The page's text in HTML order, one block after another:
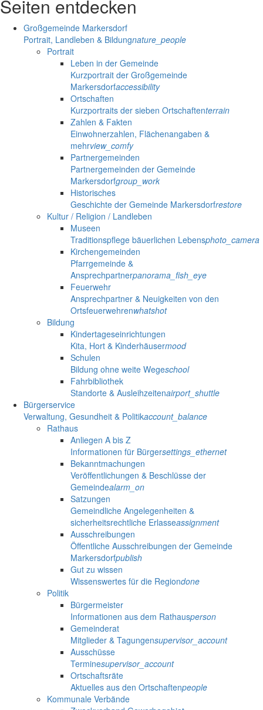
Seiten entdecken
Großgemeinde Markersdorf
Portrait, Landleben & Bildungnature_people
Portrait
Leben in der Gemeinde
Kurzportrait der Großgemeinde
Markersdorfaccessibility
Ortschaften
Kurzportraits der sieben Ortschaftenterrain
Zahlen & Fakten
Einwohnerzahlen, Flächenangaben &
mehrview_comfy
Partnergemeinden
Partnergemeinden der Gemeinde
Markersdorfgroup_work
Historisches
Geschichte der Gemeinde Markersdorfrestore
Kultur / Religion / Landleben
Museen
Traditionspflege bäuerlichen Lebensphoto_camera
Kirchengemeinden
Pfarrgemeinde &
Ansprechpartnerpanorama_fish_eye
Feuerwehr
Ansprechpartner & Neuigkeiten von den
Ortsfeuerwehrenwhatshot
Bildung
Kindertageseinrichtungen
Kita, Hort & Kinderhäusermood
Schulen
Bildung ohne weite Wegeschool
Fahrbibliothek
Standorte & Ausleihzeitenairport_shuttle
Bürgerservice
Verwaltung, Gesundheit & Politikaccount_balance
Rathaus
Anliegen A bis Z
Informationen für Bürgersettings_ethernet
Bekanntmachungen
Veröffentlichungen & Beschlüsse der
Gemeindealarm_on
Satzungen
Gemeindliche Angelegenheiten &
sicherheitsrechtliche Erlasseassignment
Ausschreibungen
Öffentliche Ausschreibungen der Gemeinde
Markersdorfpublish
Gut zu wissen
Wissenswertes für die Regiondone
Politik
Bürgermeister
Informationen aus dem Rathausperson
Gemeinderat
Mitglieder & Tagungensupervisor_account
Ausschüsse
Terminesupervisor_account
Ortschaftsräte
Aktuelles aus den Ortschaftenpeople
Kommunale Verbände